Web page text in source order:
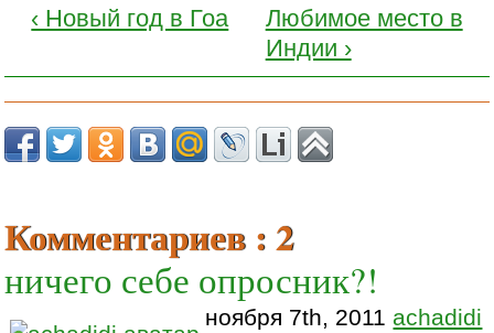
‹ Новый год в Гоа
Любимое место в
Индии ›
Комментариев : 2
ничего себе опросник?!
ноября 7th, 2011 achadidi